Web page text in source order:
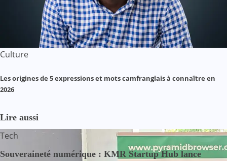
Culture
Les origines de 5 expressions et mots camfranglais à connaître en
2026
Lire aussi
Tech
Souveraineté numérique : KMR Startup Hub lance